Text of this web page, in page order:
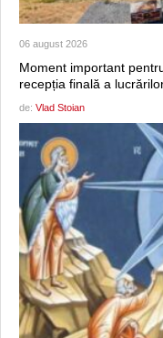
06 august 2026
Moment important
recepția finală a
de: Vlad Stoian